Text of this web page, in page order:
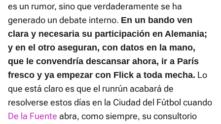
es un rumor, sino que verdaderamente se ha
generado un debate interno. En un bando ven
clara y necesaria su participación en Alemania;
y en el otro aseguran, con datos en la mano,
que le convendría descansar ahora, ir a París
fresco y ya empezar con Flick a toda mecha. Lo
que está claro es que el runrún acabará de
resolverse estos días en la Ciudad del Fútbol cuando
De la Fuente abra, como siempre, su consultorio